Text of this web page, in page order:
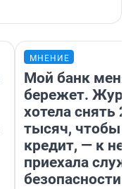
МНЕНИЕ
Мой банк меня
бережет.
хотела снять
тысяч, чтобы
кредит, — к
приехала
безопасности